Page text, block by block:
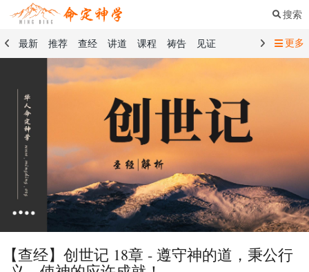
搜索
最新 推荐 查经 讲道 课程 祷告
见证
命定音乐
命定书屋 命定奉献 命定神学
祷告精选
查经精选
见证精选
创世记
传道书
洗礼礼文
01 创世记
02 出埃及记
03 利未记
04 民数记 05 申命记
06 约书亚记
07 士师记
08 路得记
09 撒母耳记上
10 撒母耳记下
11 列王纪上
12 列王纪下
15 以斯拉记
16 尼希米记 17 以斯帖记
18 约伯记
19 诗篇
20 箴言 21 传道书
23 以赛亚书
25 耶利米哀歌
27 但以理书
28 何西阿书
更多
【查经】创世记 18章 - 遵守神的道，秉公行